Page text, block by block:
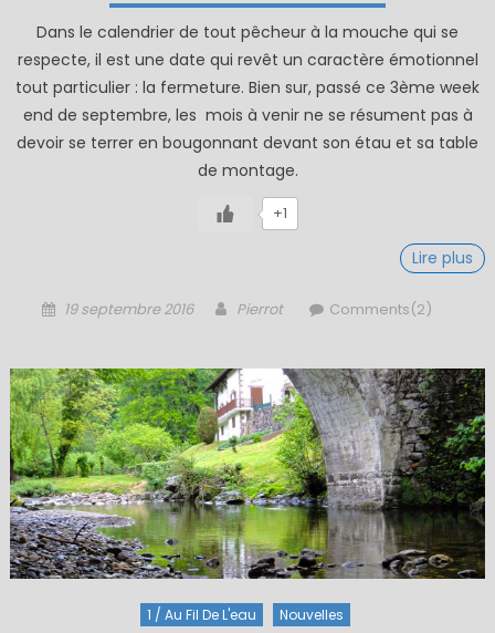
Dans le calendrier de tout pêcheur à la mouche qui se
respecte, il est une date qui revêt un caractère émotionnel
tout particulier : la fermeture. Bien sur, passé ce 3ème week
end de septembre, les mois à venir ne se résument pas à
devoir se terrer en bougonnant devant son étau et sa table
de montage.
+1
Lire plus
Posted
19 septembre 2016 Author
Pierrot Comments(2)
1 / Au Fil De L'eau Nouvelles